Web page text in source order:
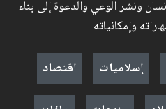
ونشر الوعي والدعوة إلى بناء
وإمكانياته
إسلاميات
اقتصاد